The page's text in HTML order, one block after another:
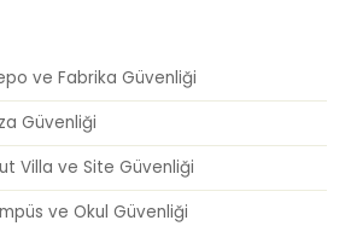
ve Fabrika Güvenliği
Güvenliği
Villa ve Site Güvenliği
ve Okul Güvenliği